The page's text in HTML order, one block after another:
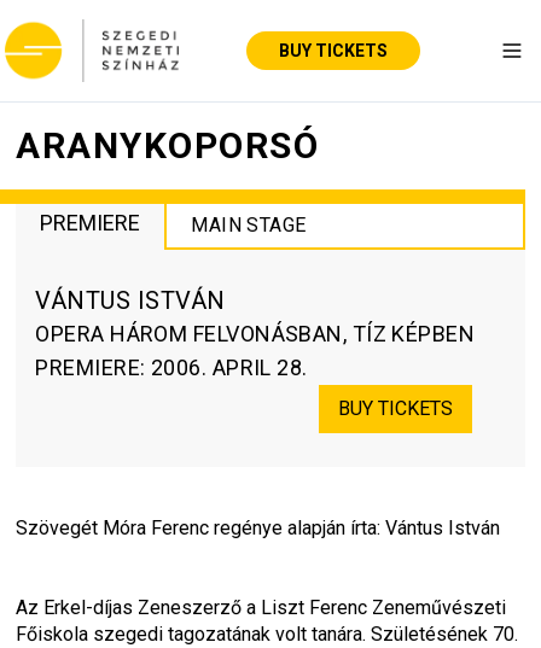
BUY TICKETS
ARANYKOPORSÓ
PREMIERE MAIN STAGE
VÁNTUS ISTVÁN
OPERA HÁROM FELVONÁSBAN, TÍZ KÉPBEN
PREMIERE: 2006. APRIL 28.
BUY TICKETS
Szövegét Móra Ferenc regénye alapján írta: Vántus István
Az Erkel-díjas Zeneszerző a Liszt Ferenc Zeneművészeti
Főiskola szegedi tagozatának volt tanára. Születésének 70.